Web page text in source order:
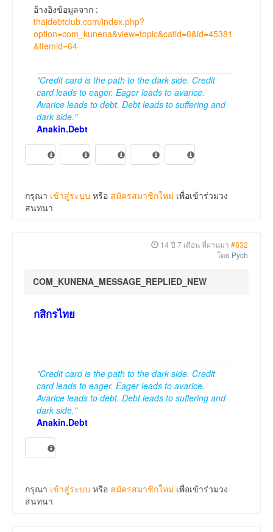
อ้างอิงข้อมูลจาก :
thaidebtclub.com/index.php?
option=com_kunena&view=topic&catid=6&id=45381
&Itemid=64
"Credit card is the path to the dark side. Credit
card leads to eager. Eager leads to avarice.
Avarice leads to debt. Debt leads to suffering and
dark side."
Anakin.Debt
กรุณา เข้าสู่ระบบ หรือ สมัครสมาชิกใหม่ เพื่อเข้าร่วมวง
สนทนา
14 ปี 7 เดือน ที่ผ่านมา #832
โดย Pych
COM_KUNENA_MESSAGE_REPLIED_NEW
กสิกรไทย
"Credit card is the path to the dark side. Credit
card leads to eager. Eager leads to avarice.
Avarice leads to debt. Debt leads to suffering and
dark side."
Anakin.Debt
กรุณา เข้าสู่ระบบ หรือ สมัครสมาชิกใหม่ เพื่อเข้าร่วมวง
สนทนา